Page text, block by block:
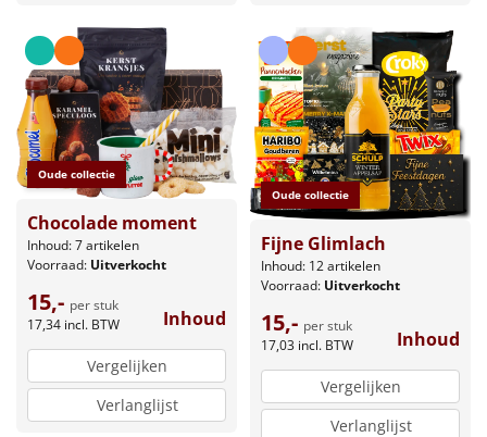
Oude collectie
Chocolade moment
Inhoud: 7 artikelen
Voorraad: Uitverkocht
15,- per stuk
17,34 incl. BTW Inhoud
Vergelijken
Verlanglijst
Oude collectie
Fijne Glimlach
Inhoud: 12 artikelen
Voorraad: Uitverkocht
15,- per stuk
17,03 incl. BTW Inhoud
Vergelijken
Verlanglijst